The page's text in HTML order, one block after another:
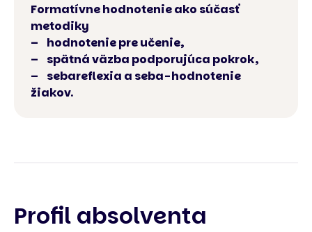
Formatívne hodnotenie ako súčasť
metodiky
– hodnotenie pre učenie,
– spätná väzba podporujúca pokrok,
– sebareflexia a seba-hodnotenie
žiakov.
Profil absolventa